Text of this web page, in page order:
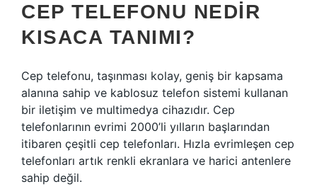
CEP TELEFONU NEDIR
KISACA TANIMI?
Cep telefonu, taşınması kolay, geniş bir kapsama
alanına sahip ve kablosuz telefon sistemi kullanan
bir iletişim ve multimedya cihazıdır. Cep
telefonlarının evrimi 2000’li yılların başlarından
itibaren çeşitli cep telefonları. Hızla evrimleşen cep
telefonları artık renkli ekranlara ve harici antenlere
sahip değil.